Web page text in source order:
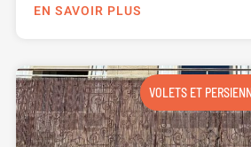
EN SAVOIR PLUS
VOLETS ET